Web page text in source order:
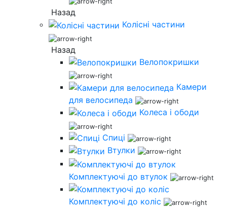
Назад
Колісні частини
Назад
Велопокришки
Камери
для велосипеда
Колеса і ободи
Спиці
Втулки
Комплектуючі до втулок
Комплектуючі до коліс